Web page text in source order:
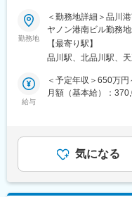
■柔軟な働き方：
リモートワーク中心
持って、心理的安全
ィードバックをもら
パーフレックス制度
務体系で、ワークラ
きます。
https://
LIXILの常務役員が語
ロセスデータ等を活
（DX）」を進めてい
特にSFA/CRM（
ィス領域、これを支
ダーが標準提供する
ル内製開発・業務適
術者を募集します。
◆具体的な業務（ミッ
・マーケティング・
勤務地
＜勤務地詳細＞品川
ヤノン港南ビル勤務
全面禁煙変更の範囲
む）
【最寄り駅】
品川駅、北品川駅、
給与
＜予定年収＞650万
月額（基本給）：
目安の金額であり、
給(月額)は固定手当を
気になる